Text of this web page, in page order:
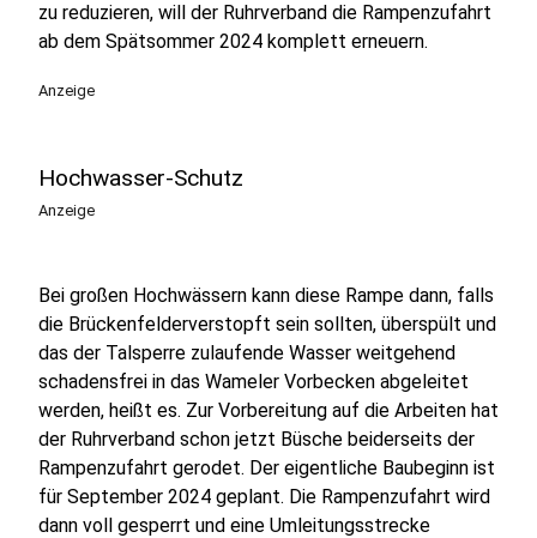
zu reduzieren, will der Ruhrverband die Rampenzufahrt
ab dem Spätsommer 2024 komplett erneuern.
Anzeige
Hochwasser-Schutz
Anzeige
Bei großen Hochwässern kann diese Rampe dann, falls
die Brückenfelderverstopft sein sollten, überspült und
das der Talsperre zulaufende Wasser weitgehend
schadensfrei in das Wameler Vorbecken abgeleitet
werden, heißt es. Zur Vorbereitung auf die Arbeiten hat
der Ruhrverband schon jetzt Büsche beiderseits der
Rampenzufahrt gerodet. Der eigentliche Baubeginn ist
für September 2024 geplant. Die Rampenzufahrt wird
dann voll gesperrt und eine Umleitungsstrecke